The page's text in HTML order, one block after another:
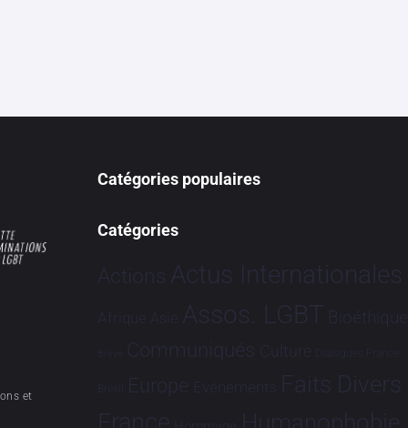
et
Catégories populaires
Catégories
Actions Actus Internationales
Afrique Asie Assos. LGBT Bioéthique
Brève Communiqués Culture Dialogues France-
Brésil Europe Evénements Faits Divers
Humanophobie